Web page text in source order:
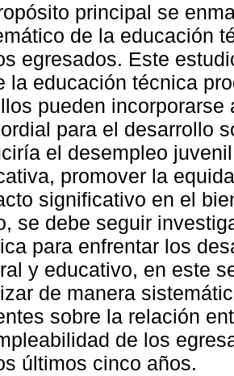
principal se
de la educación
egresados. Este
la educación técnica
pueden
para el desarrollo
el desempleo
promover la
significativo en el
se debe seguir
para enfrentar los
y educativo, en este
de manera
sobre la relación
de los
últimos cinco años.